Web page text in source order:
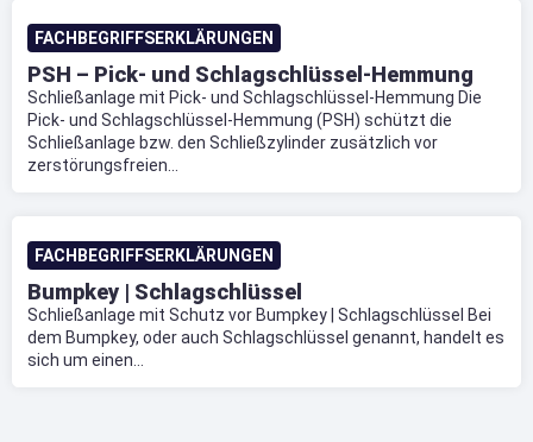
FACHBEGRIFFSERKLÄRUNGEN
PSH – Pick- und Schlagschlüssel-Hemmung
Schließanlage mit Pick- und Schlagschlüssel-Hemmung Die
Pick- und Schlagschlüssel-Hemmung (PSH) schützt die
Schließanlage bzw. den Schließzylinder zusätzlich vor
zerstörungsfreien...
FACHBEGRIFFSERKLÄRUNGEN
Bumpkey | Schlagschlüssel
Schließanlage mit Schutz vor Bumpkey | Schlagschlüssel Bei
dem Bumpkey, oder auch Schlagschlüssel genannt, handelt es
sich um einen...